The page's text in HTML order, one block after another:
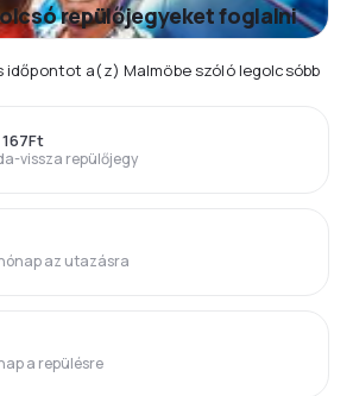
repülőjegyeket foglalni
időpontot a(z) Malmöbe szóló legolcsóbb
vissza repülőjegy
az utazásra
a repülésre